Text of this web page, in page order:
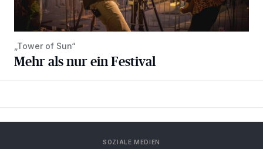
„Tower of Sun“
Mehr als nur ein Festival
SOZIALE MEDIEN